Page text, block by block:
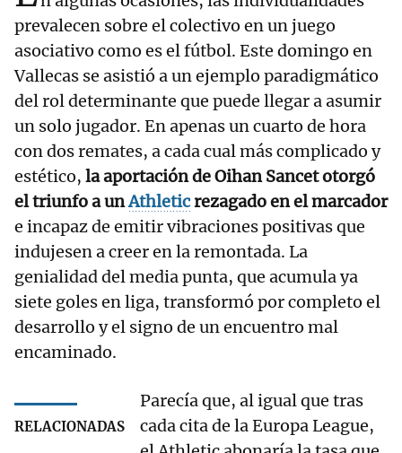
prevalecen sobre el colectivo en un juego
asociativo como es el fútbol. Este domingo en
Vallecas se asistió a un ejemplo paradigmático
del rol determinante que puede llegar a asumir
un solo jugador. En apenas un cuarto de hora
con dos remates, a cada cual más complicado y
estético, la aportación de Oihan Sancet otorgó
el triunfo a unAthleticrezagado en el marcador
e incapaz de emitir vibraciones positivas que
indujesen a creer en la remontada. La
genialidad del media punta, que acumula ya
siete goles en liga, transformó por completo el
desarrollo y el signo de un encuentro mal
encaminado.
RELACIONADAS
Parecía que, al igual que tras
cada cita de la Europa League,